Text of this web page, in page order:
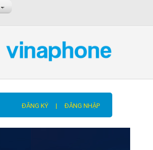
ĐĂNG KÝ | ĐĂNG NHẬP